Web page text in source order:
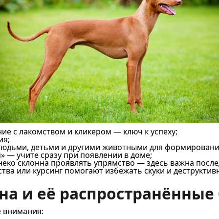
с лакомством и кликером — ключ к успеху;
детьми и другими животными для
— учите сразу при появлении в доме;
склонна проявлять упрямство — здесь важна
или курсинг помогают избежать скуки и
и её
внимания: